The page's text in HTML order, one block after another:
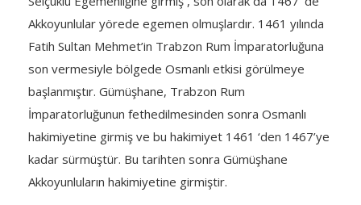
Akkoyunlular yörede egemen olmuşlardır. 1461 yılında
Fatih Sultan Mehmet’in Trabzon Rum İmparatorluğuna
son vermesiyle bölgede Osmanlı etkisi görülmeye
başlanmıştır. Gümüşhane, Trabzon Rum
İmparatorluğunun fethedilmesinden sonra Osmanlı
hakimiyetine girmiş ve bu hakimiyet 1461 ‘den 1467’ye
kadar sürmüştür. Bu tarihten sonra Gümüşhane
Akkoyunluların hakimiyetine girmiştir.